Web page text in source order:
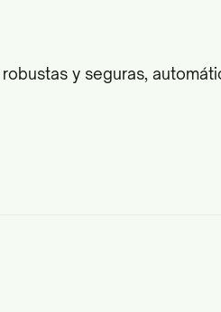
y seguras,